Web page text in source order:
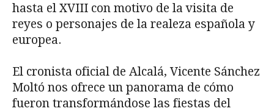
hasta el XVIII con motivo de la visita de
reyes o personajes de la realeza española y
europea.
El cronista oficial de Alcalá, Vicente Sánchez
Moltó nos ofrece un panorama de cómo
fueron transformándose las fiestas del